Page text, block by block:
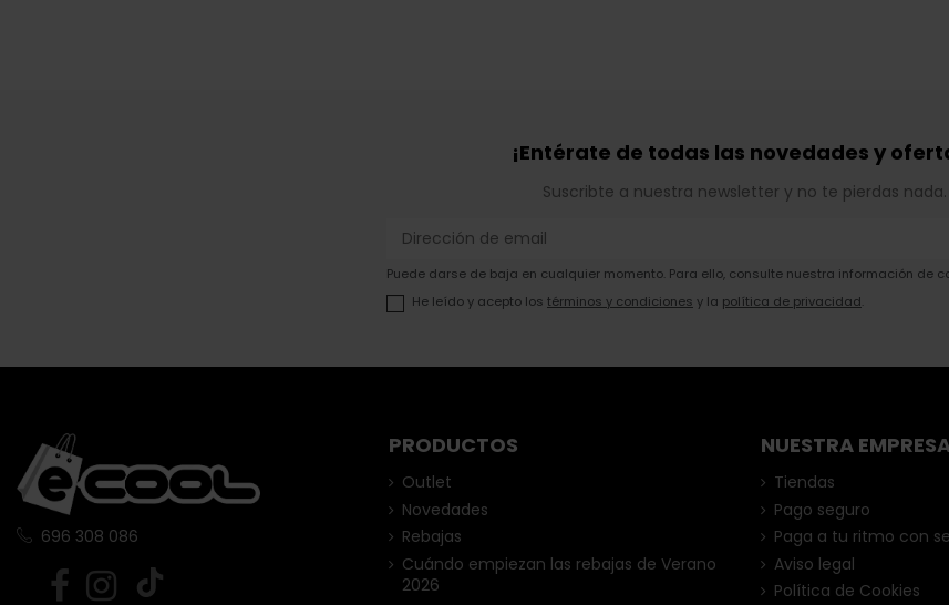
¡Entérate de todas las novedades y
Suscribte a nuestra newsletter y no te pierdas nada.
Puede darse de baja en cualquier momento. Para ello, consulte nuestra información de
He leído y acepto los términos y condiciones y la política de privacidad.
PRODUCTOS
Outlet
Novedades
Rebajas
Cuándo empiezan las rebajas de Verano
2026
NUESTRA
Tiendas
Pago seguro
Paga a tu ritmo con
Aviso legal
Política de Cookies
696 308 086